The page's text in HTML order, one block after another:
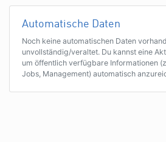
Automatische Daten
Noch keine automatischen Daten
unvollständig/veraltet. Du kannst eine
um öffentlich verfügbare Informationen
Jobs, Management) automatisch